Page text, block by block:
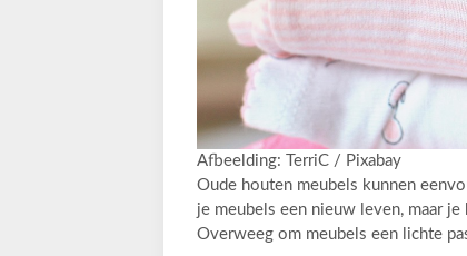
Afbeelding: TerriC / Pixabay
Oude houten meubels kunnen
je meubels een nieuw leven, maar
Overweeg om meubels een lichte